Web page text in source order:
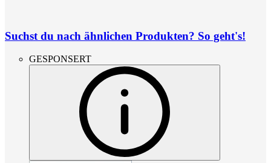
Suchst du nach ähnlichen Produkten? So geht's!
GESPONSERT